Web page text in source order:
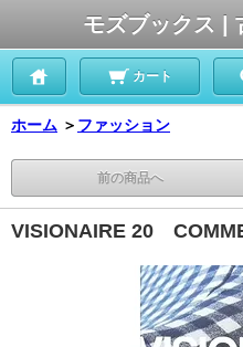
モズブックス |
カート
ホーム ＞ ファッション
前の商品へ
VISIONAIRE 20